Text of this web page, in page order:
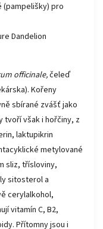
pro
Dandelion
officinale,čeleď
Kořeny
sbírané zvášť jako
tvoří však i hořčiny, z
laktupikrin
metylované
sliz, třísloviny,
sitosterol a
cerylalkohol,
vitamín C, B2,
Přítomny jsou i